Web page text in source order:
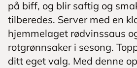
på biff, og blir saftig og
tilberedes. Server med en
hjemmelaget rødvinssaus
rotgrønnsaker i sesong.
ditt eget valg. Med denne